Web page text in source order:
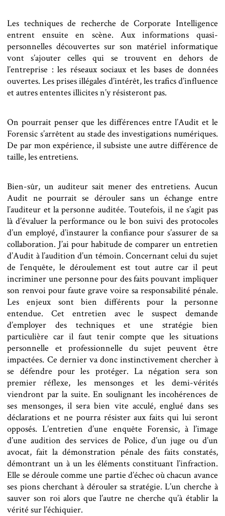
Les techniques de recherche de Corporate Intelligence
entrent ensuite en scène. Aux informations quasi-
personnelles découvertes sur son matériel informatique
vont s’ajouter celles qui se trouvent en dehors de
l’entreprise : les réseaux sociaux et les bases de données
ouvertes. Les prises illégales d’intérêt, les trafics d’influence
et autres ententes illicites n’y résisteront pas.
On pourrait penser que les différences entre l’Audit et le
Forensic s’arrêtent au stade des investigations numériques.
De par mon expérience, il subsiste une autre différence de
taille, les entretiens.
Bien-sûr, un auditeur sait mener des entretiens. Aucun
Audit ne pourrait se dérouler sans un échange entre
l’auditeur et la personne auditée. Toutefois, il ne s’agit pas
là d’évaluer la performance ou le bon suivi des protocoles
d’un employé, d’instaurer la confiance pour s’assurer de sa
collaboration. J’ai pour habitude de comparer un entretien
d’Audit à l’audition d’un témoin. Concernant celui du sujet
de l’enquête, le déroulement est tout autre car il peut
incriminer une personne pour des faits pouvant impliquer
son renvoi pour faute grave voire sa responsabilité pénale.
Les enjeux sont bien différents pour la personne
entendue. Cet entretien avec le suspect demande
d’employer des techniques et une stratégie bien
particulière car il faut tenir compte que les situations
personnelle et professionnelle du sujet peuvent être
impactées. Ce dernier va donc instinctivement chercher à
se défendre pour les protéger. La négation sera son
premier réflexe, les mensonges et les demi-vérités
viendront par la suite. En soulignant les incohérences de
ses mensonges, il sera bien vite acculé, englué dans ses
déclarations et ne pourra résister aux faits qui lui seront
opposés. L’entretien d’une enquête Forensic, à l’image
d’une audition des services de Police, d’un juge ou d’un
avocat, fait la démonstration pénale des faits constatés,
démontrant un à un les éléments constituant l’infraction.
Elle se déroule comme une partie d’échec où chacun avance
ses pions cherchant à dérouler sa stratégie. L’un cherche à
sauver son roi alors que l’autre ne cherche qu’à établir la
vérité sur l’échiquier.